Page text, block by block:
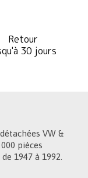
Retour
30 jours
VW &
pièces
1947 à 1992.